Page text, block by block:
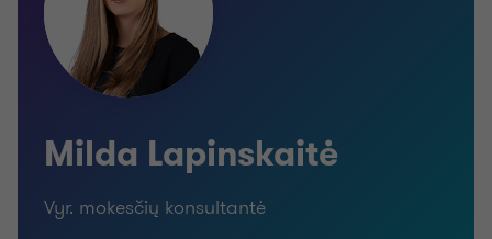
Milda Lapinskaitė
Vyr. mokesčių konsultantė